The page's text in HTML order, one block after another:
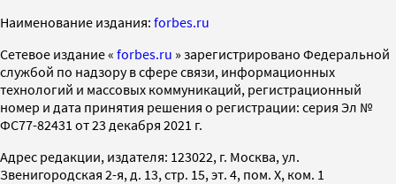
Наименование издания: forbes.ru
Cетевое издание « forbes.ru » зарегистрировано Федеральной
службой по надзору в сфере связи, информационных
технологий и массовых коммуникаций, регистрационный
номер и дата принятия решения о регистрации: серия Эл №
ФС77-82431 от 23 декабря 2021 г.
Адрес редакции, издателя: 123022, г. Москва, ул.
Звенигородская 2-я, д. 13, стр. 15, эт. 4, пом. X, ком. 1